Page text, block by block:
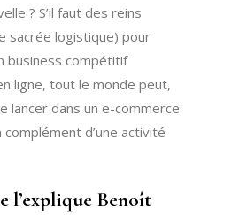
? S’il faut des reins
sacrée logistique) pour
business compétitif
ligne, tout le monde peut,
lancer dans un e-commerce
complément d’une activité
l’explique Benoît